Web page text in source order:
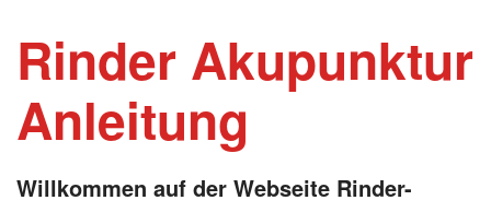
Rinder Akupunktur
Anleitung
Willkommen auf der Webseite Rinder-